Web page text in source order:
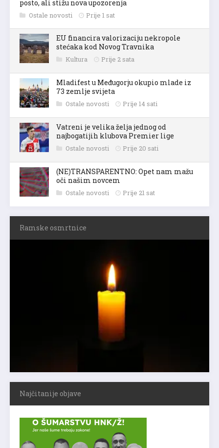
Ostale novosti Prije 1 sat
EU financira valorizaciju nekropole
stećaka kod Novog Travnika
Kultura Prije 2 sata
Mladifest u Međugorju okupio mlade iz
73 zemlje svijeta
Ostale novosti Prije 14 sati
Vatreni je velika želja jednog od
najbogatijih klubova Premier lige
Ostale novosti Prije 20 sati
(NE)TRANSPARENTNO: Opet nam mažu
oči našim novcem
Ostale novosti Prije 21 sat
Ramske osmrtnice
Najčitanije objave